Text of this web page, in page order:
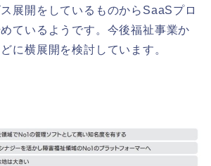
展開をしているものからSaaSプロ
ているようです。今後福祉事業か
に横展開を検討しています。